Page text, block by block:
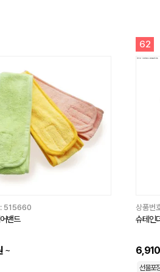
515660
밴드
~
62
상품번
슈테인
선물포